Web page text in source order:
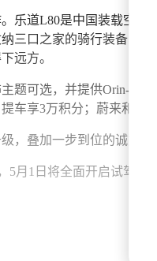
乐道L80是中国装载空
三口之家的骑行装备；
远方。
题可选，并提供Orin-X
车享3万积分；蔚来和萤
，叠加一步到位的诚意
5月1日将全面开启试驾体